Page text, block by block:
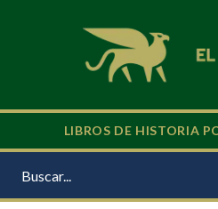
LIBROS DE HISTORIA